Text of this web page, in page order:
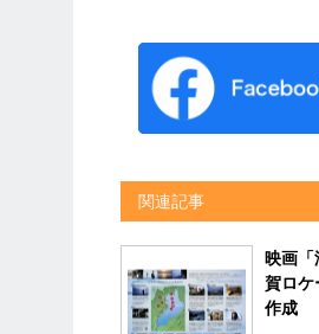
関連記事
映画
賀ロケ
作成